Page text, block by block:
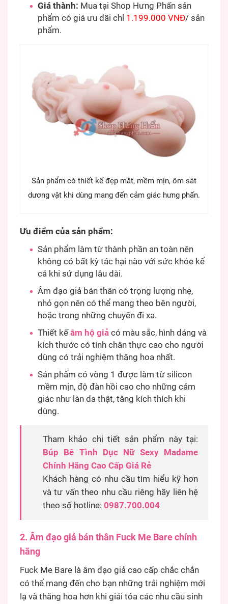
Giá thành: Mua tại Shop Hưng Phấn sản
phẩm có giá ưu đãi chỉ 1.199.000 VNĐ/ sản
phẩm.
Sản phẩm có thiết kế đẹp mắt, mềm mịn, ôm sát
dương vật khi dùng mang đến cảm giác hưng phấn.
Ưu điểm của sản phẩm:
Sản phẩm làm từ thành phần an toàn nên
không có bất kỳ tác hại nào với sức khỏe kể
cả khi sử dụng lâu dài.
Âm đạo giả bán thân có trọng lượng nhẹ,
nhỏ gọn nên có thể mang theo bên người,
hoặc trong những chuyến đi xa.
Thiết kế âm hộ giả có màu sắc, hình dáng và
kích thước có tính chân thực cao cho người
dùng có trải nghiệm thăng hoa nhất.
Sản phẩm có vòng 1 được làm từ silicon
mềm mịn, độ đàn hồi cao cho những cảm
giác như làn da thật, tăng kích thích khi
dùng.
Tham khảo chi tiết sản phẩm này tại:
Búp Bê Tình Dục Nữ Sexy Madame
Chính Hãng Cao Cấp Giá Rẻ
Khách hàng có nhu cầu tìm hiểu kỹ hơn
và tư vấn theo nhu cầu riêng hãy liên hệ
theo số hotline: 0987.700.004
2. Âm đạo giả bán thân Fuck Me Bare chính
hãng
Fuck Me Bare là âm đạo giả cao cấp chắc chắn
có thể mang đến cho bạn những trải nghiệm mới
lạ và thăng hoa hơn khi giải tỏa các nhu cầu sinh